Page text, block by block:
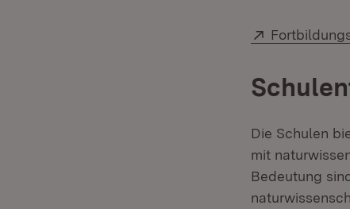
Extern:
Die Schulen
mit
Bedeutung